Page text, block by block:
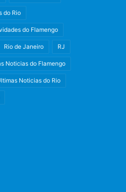
do Rio
do Flamengo
Rio de Janeiro RJ
Noticias do Flamengo
Noticias do Rio